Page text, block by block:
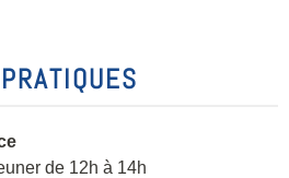
de 12h à 14h